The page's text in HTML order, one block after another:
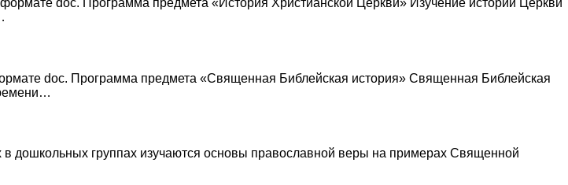
doc. Программа предмета «История Христианской Церкви» Изучение истории Церкви
doc. Программа предмета «Священная Библейская история» Священная Библейская
дошкольных группах изучаются основы православной веры на примерах Священной